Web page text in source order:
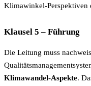
Klimawinkel-Perspektiven
Klausel 5 – Führung
Die Leitung muss
Klimawandel-Aspekte.